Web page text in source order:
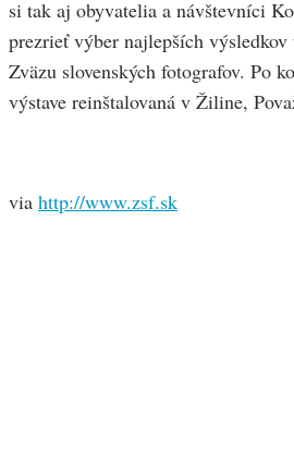
si tak aj obyvatelia a návštevníci
prezrieť výber najlepších
Zväzu slovenských fotografov. Po
výstave reinštalovaná v Žiline,
via http://www.zsf.sk